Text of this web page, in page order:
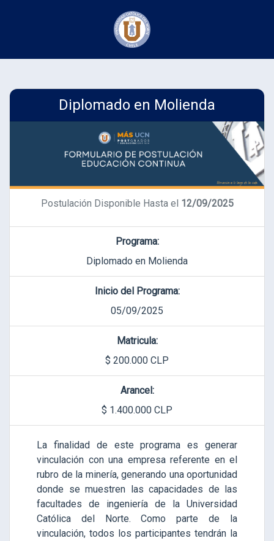
Diplomado en Molienda
Postulación Disponible Hasta el 12/09/2025
Programa:
Diplomado en Molienda
Inicio del Programa:
05/09/2025
Matricula:
$ 200.000 CLP
Arancel:
$ 1.400.000 CLP
La finalidad de este programa es generar
vinculación con una empresa referente en el
rubro de la minería, generando una oportunidad
donde se muestren las capacidades de las
facultades de ingeniería de la Universidad
Católica del Norte. Como parte de la
vinculación, todos los participantes tendrán la